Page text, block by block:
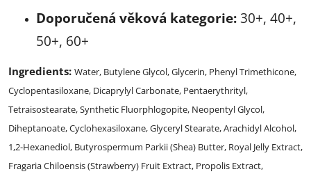
Doporučená věková kategorie: 30+, 40+,
50+, 60+
Ingredients: Water, Butylene Glycol, Glycerin, Phenyl Trimethicone,
Cyclopentasiloxane, Dicaprylyl Carbonate, Pentaerythrityl,
Tetraisostearate, Synthetic Fluorphlogopite, Neopentyl Glycol,
Diheptanoate, Cyclohexasiloxane, Glyceryl Stearate, Arachidyl Alcohol,
1,2-Hexanediol, Butyrospermum Parkii (Shea) Butter, Royal Jelly Extract,
Fragaria Chiloensis (Strawberry) Fruit Extract, Propolis Extract,